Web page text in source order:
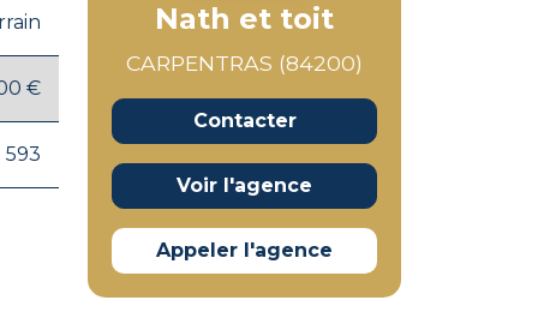
€
593
Nath et toit
CARPENTRAS (84200)
Contacter
Voir l'agence
Appeler l'agence